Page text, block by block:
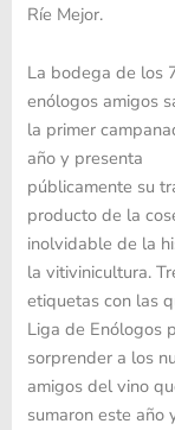
Ríe Mejor.
La bodega de los
enólogos amigos
la primer
año y presenta
públicamente su
producto de la
inolvidable de la
la vitivinicultura.
etiquetas con las
Liga de Enólogos
sorprender a los
amigos del vino
sumaron este año